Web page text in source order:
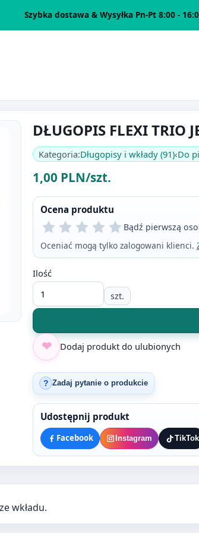
Szybka dostawa & Wysyłka Pn-Pt 8:00 -
DŁUGOPIS FLEXI TRIO
Kategoria:Długopisy i wkłady (91)‹Do
1,00 PLN/szt.
Ocena produktu
Bądź pierwszą
Oceniać mogą tylko zalogowani klienci.
Ilość
szt.
Dodaj produkt do ulubionych
? Zadaj pytanie o produkcie
Udostępnij produkt
Facebook Instagram TikTok
wkładu.